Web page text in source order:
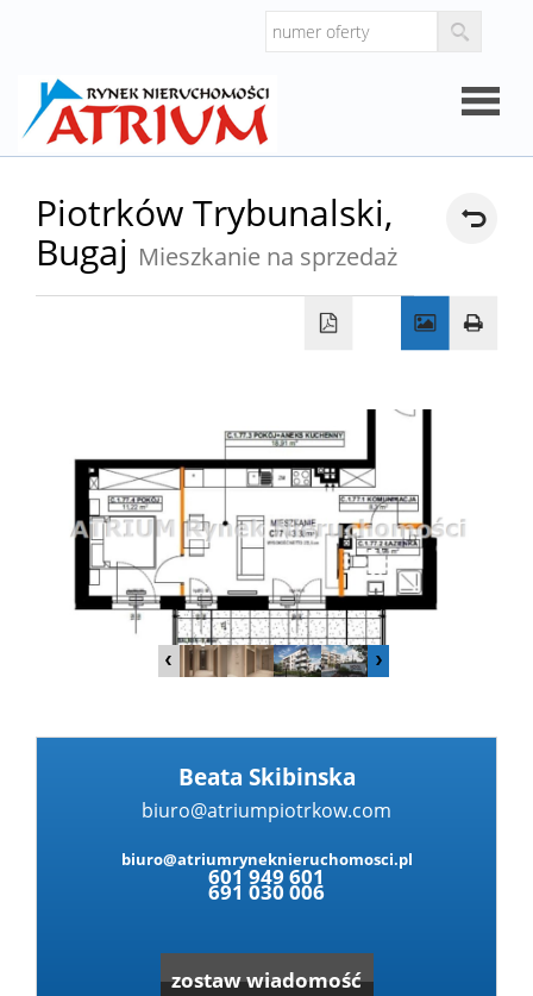
firmie
Domy
Piotrków Trybunalski,
Bugaj Mieszkanie na sprzedaż
Beata Skibinska
biuro@atriumpiotrkow.com
biuro@atriumryneknieruchomosci.pl
601 949 601
691 030 006
zostaw wiadomość